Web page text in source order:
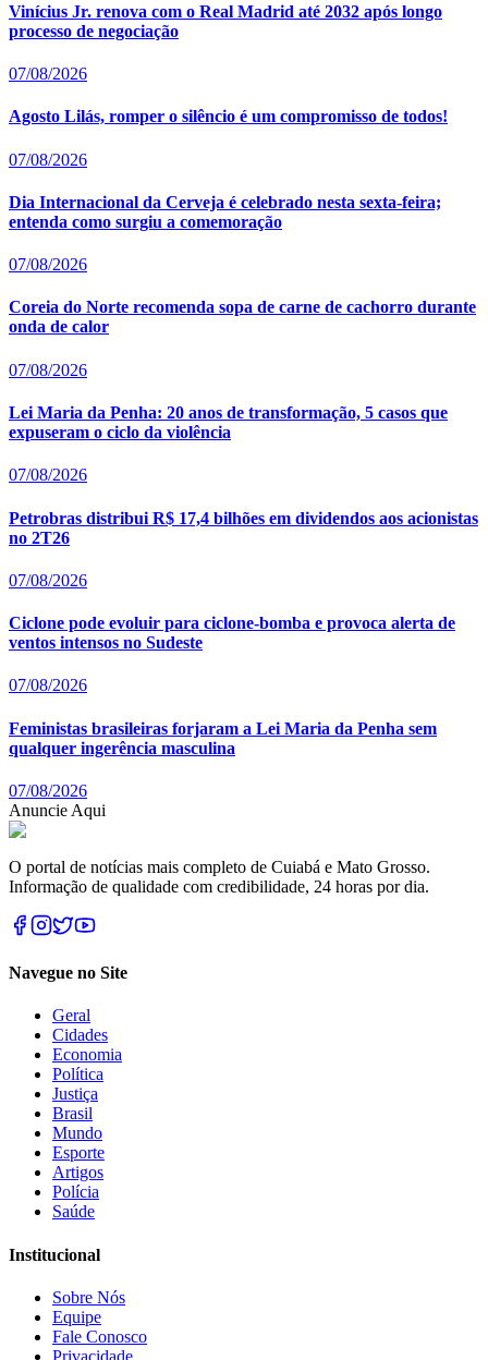
Vinícius Jr. renova com o Real Madrid até 2032 após longo
processo de negociação
07/08/2026
Agosto Lilás, romper o silêncio é um compromisso de todos!
07/08/2026
Dia Internacional da Cerveja é celebrado nesta sexta-feira;
entenda como surgiu a comemoração
07/08/2026
Coreia do Norte recomenda sopa de carne de cachorro durante
onda de calor
07/08/2026
Lei Maria da Penha: 20 anos de transformação, 5 casos que
expuseram o ciclo da violência
07/08/2026
Petrobras distribui R$ 17,4 bilhões em dividendos aos acionistas
no 2T26
07/08/2026
Ciclone pode evoluir para ciclone-bomba e provoca alerta de
ventos intensos no Sudeste
07/08/2026
Feministas brasileiras forjaram a Lei Maria da Penha sem
qualquer ingerência masculina
07/08/2026
Anuncie Aqui
O portal de notícias mais completo de Cuiabá e Mato Grosso.
Informação de qualidade com credibilidade, 24 horas por dia.
Navegue no Site
Geral
Cidades
Economia
Política
Justiça
Brasil
Mundo
Esporte
Artigos
Polícia
Saúde
Institucional
Sobre Nós
Equipe
Fale Conosco
Privacidade